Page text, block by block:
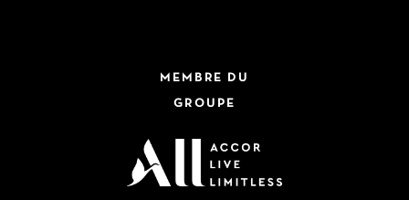
MEMBRE DU
GROUPE